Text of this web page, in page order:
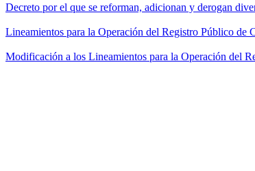
Decreto por el que se reforman, adicionan y derogan
Lineamientos para la Operación del Registro Público de
Modificación a los Lineamientos para la Operación del